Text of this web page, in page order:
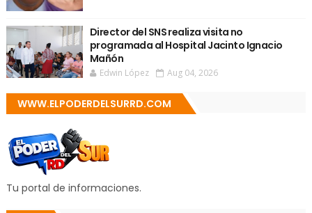
Director del SNS realiza visita no
programada al Hospital Jacinto Ignacio
Mañón
Edwin López Aug 04, 2026
WWW.ELPODERDELSURRD.COM
Tu portal de informaciones.